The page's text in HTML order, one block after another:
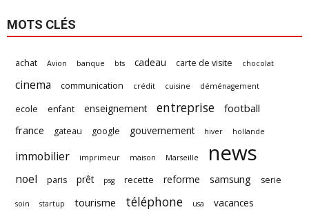
MOTS CLÉS
achat Avion banque bts cadeau carte de visite chocolat
cinema communication crédit cuisine déménagement
ecole enfant enseignement entreprise
football
france
gateau google gouvernement hiver hollande
immobilier imprimeur maison Marseille news
noel paris prêt psg recette reforme samsung serie
soin startup tourisme téléphone usa
vacances